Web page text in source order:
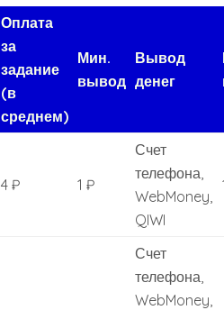
Оплата
за
задание
(в
среднем)
Мин.
вывод
Вывод
денег
4 ₽ 1 ₽
Счет
телефона,
WebMoney,
QIWI
Счет
телефона,
WebMoney,